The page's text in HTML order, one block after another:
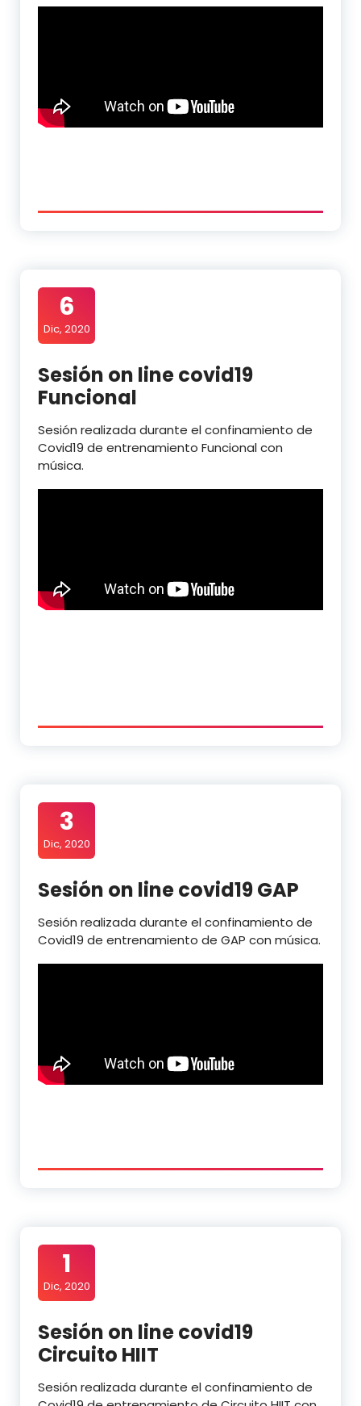
6
Dic, 2020
Sesión on line covid19
Funcional
Sesión realizada durante el confinamiento de
Covid19 de entrenamiento Funcional con
música.
3
Dic, 2020
Sesión on line covid19 GAP
Sesión realizada durante el confinamiento de
Covid19 de entrenamiento de GAP con música.
1
Dic, 2020
Sesión on line covid19
Circuito HIIT
Sesión realizada durante el confinamiento de